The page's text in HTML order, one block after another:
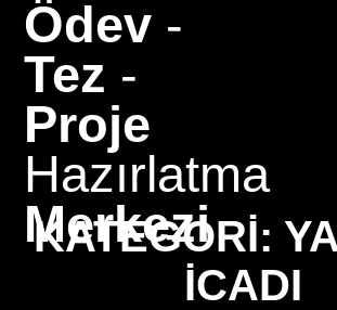
Ödev -
Tez -
Proje
Hazırlatma
Merkezi
KATEGORI:
ICADI